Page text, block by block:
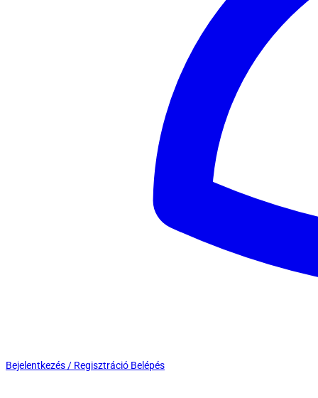
Bejelentkezés / Regisztráció Belépés